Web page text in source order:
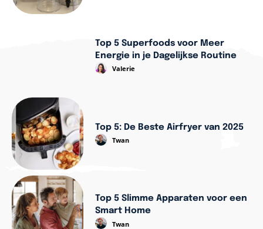
Top 5 Superfoods voor Meer
Energie in je Dagelijkse Routine
Valerie
Top 5: De Beste Airfryer van 2025
Twan
Top 5 Slimme Apparaten voor een
Smart Home
Twan